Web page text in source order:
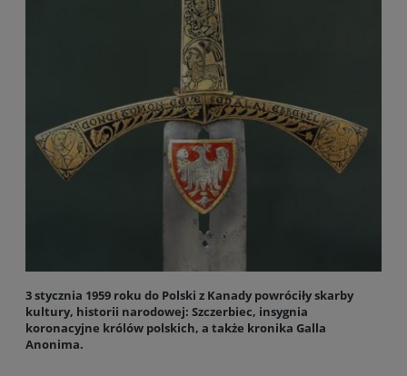
3 stycznia 1959 roku do Polski z Kanady powróciły skarby
kultury, historii narodowej: Szczerbiec, insygnia
koronacyjne królów polskich, a także kronika Galla
Anonima.